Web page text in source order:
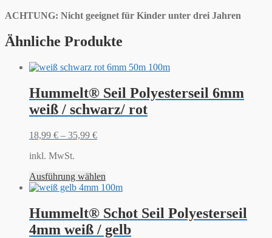
ACHTUNG: Nicht geeignet für Kinder unter drei Jahren
Ähnliche Produkte
Hummelt® Seil Polyesterseil 6mm
weiß / schwarz/ rot
18,99 € – 35,99 €
inkl. MwSt.
Ausführung wählen
Hummelt® Schot Seil Polyesterseil
4mm weiß / gelb